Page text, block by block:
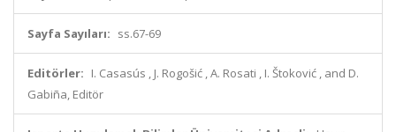
Sayfa Sayıları: ss.67-69
Editörler: I. Casasús , J. Rogošić , A. Rosati , I. Štoković , and D.
Gabiña, Editör